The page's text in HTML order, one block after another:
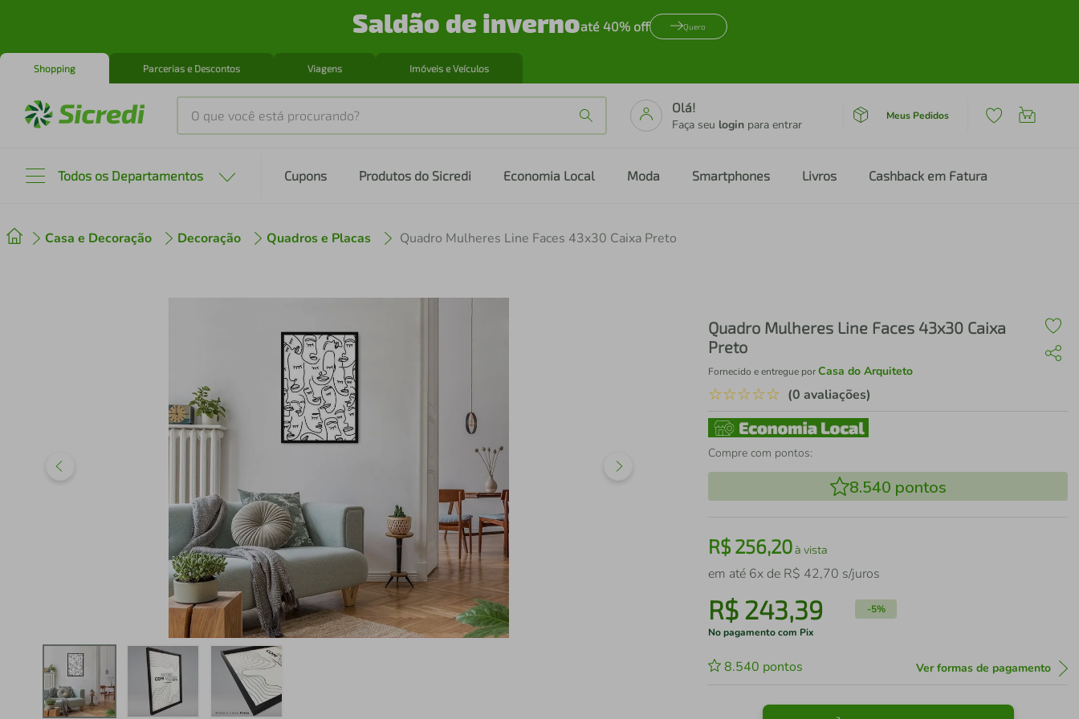
Saldão de invernoaté 40% off Quero
Shopping Parcerias e Descontos Viagens Imóveis e Veículos
O que você está procurando?
Olá!
Faça seu login para entrar
Meus Pedidos
Todos os Departamentos Cupons Produtos do Sicredi Economia Local Moda Smartphones Livros Cashback em Fatura
Casa e Decoração Decoração Quadros e Placas Quadro Mulheres Line Faces 43x30 Caixa Preto
Quadro Mulheres Line Faces 43x30 Caixa
Preto
Fornecido e entregue porCasa do Arquiteto
☆☆☆☆☆ (0 avaliações)
Compre com pontos:
8.540 pontos
R$256,20à vista
em até 6x de R$ 42,70 s/juros
R$ 243,39 -5%
No pagamento com Pix
8.540 pontos Ver formas de pagamento
º cafeteira